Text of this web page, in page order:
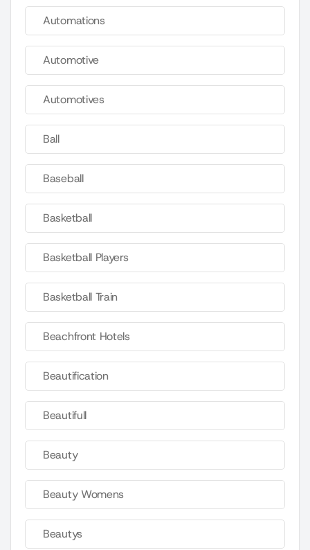
Automations
Automotive
Automotives
Ball
Baseball
Basketball
Basketball Players
Basketball Train
Beachfront Hotels
Beautification
Beautifull
Beauty
Beauty Womens
Beautys